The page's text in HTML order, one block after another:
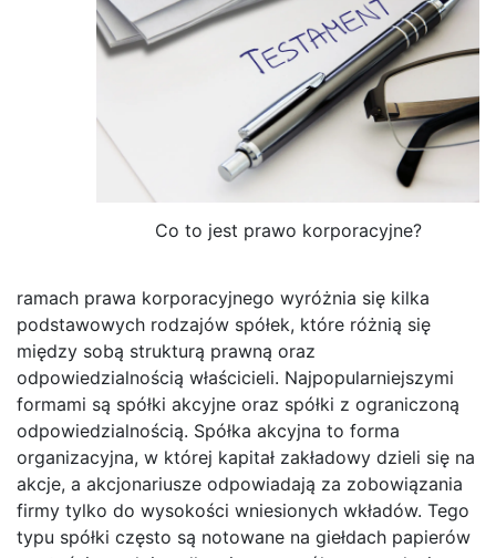
Co to jest prawo korporacyjne?
ramach prawa korporacyjnego wyróżnia się kilka
podstawowych rodzajów spółek, które różnią się
między sobą strukturą prawną oraz
odpowiedzialnością właścicieli. Najpopularniejszymi
formami są spółki akcyjne oraz spółki z ograniczoną
odpowiedzialnością. Spółka akcyjna to forma
organizacyjna, w której kapitał zakładowy dzieli się na
akcje, a akcjonariusze odpowiadają za zobowiązania
firmy tylko do wysokości wniesionych wkładów. Tego
typu spółki często są notowane na giełdach papierów